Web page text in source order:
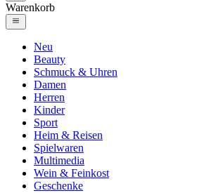
Warenkorb
Neu
Beauty
Schmuck & Uhren
Damen
Herren
Kinder
Sport
Heim & Reisen
Spielwaren
Multimedia
Wein & Feinkost
Geschenke